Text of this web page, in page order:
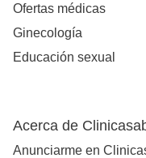
Ofertas médicas
Ginecología
Educación sexual
Acerca de
Anunciarme en